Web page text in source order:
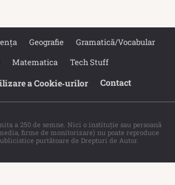
Geografie
Gramatică/Vocabular
Matematica Tech Stuff
a Cookie‐urilor Contact
a 250 de semne. Nici o instituţie sau persoană
firme de monitorizare) nu poate reproduce
purtătoare de Drepturi de Autor.